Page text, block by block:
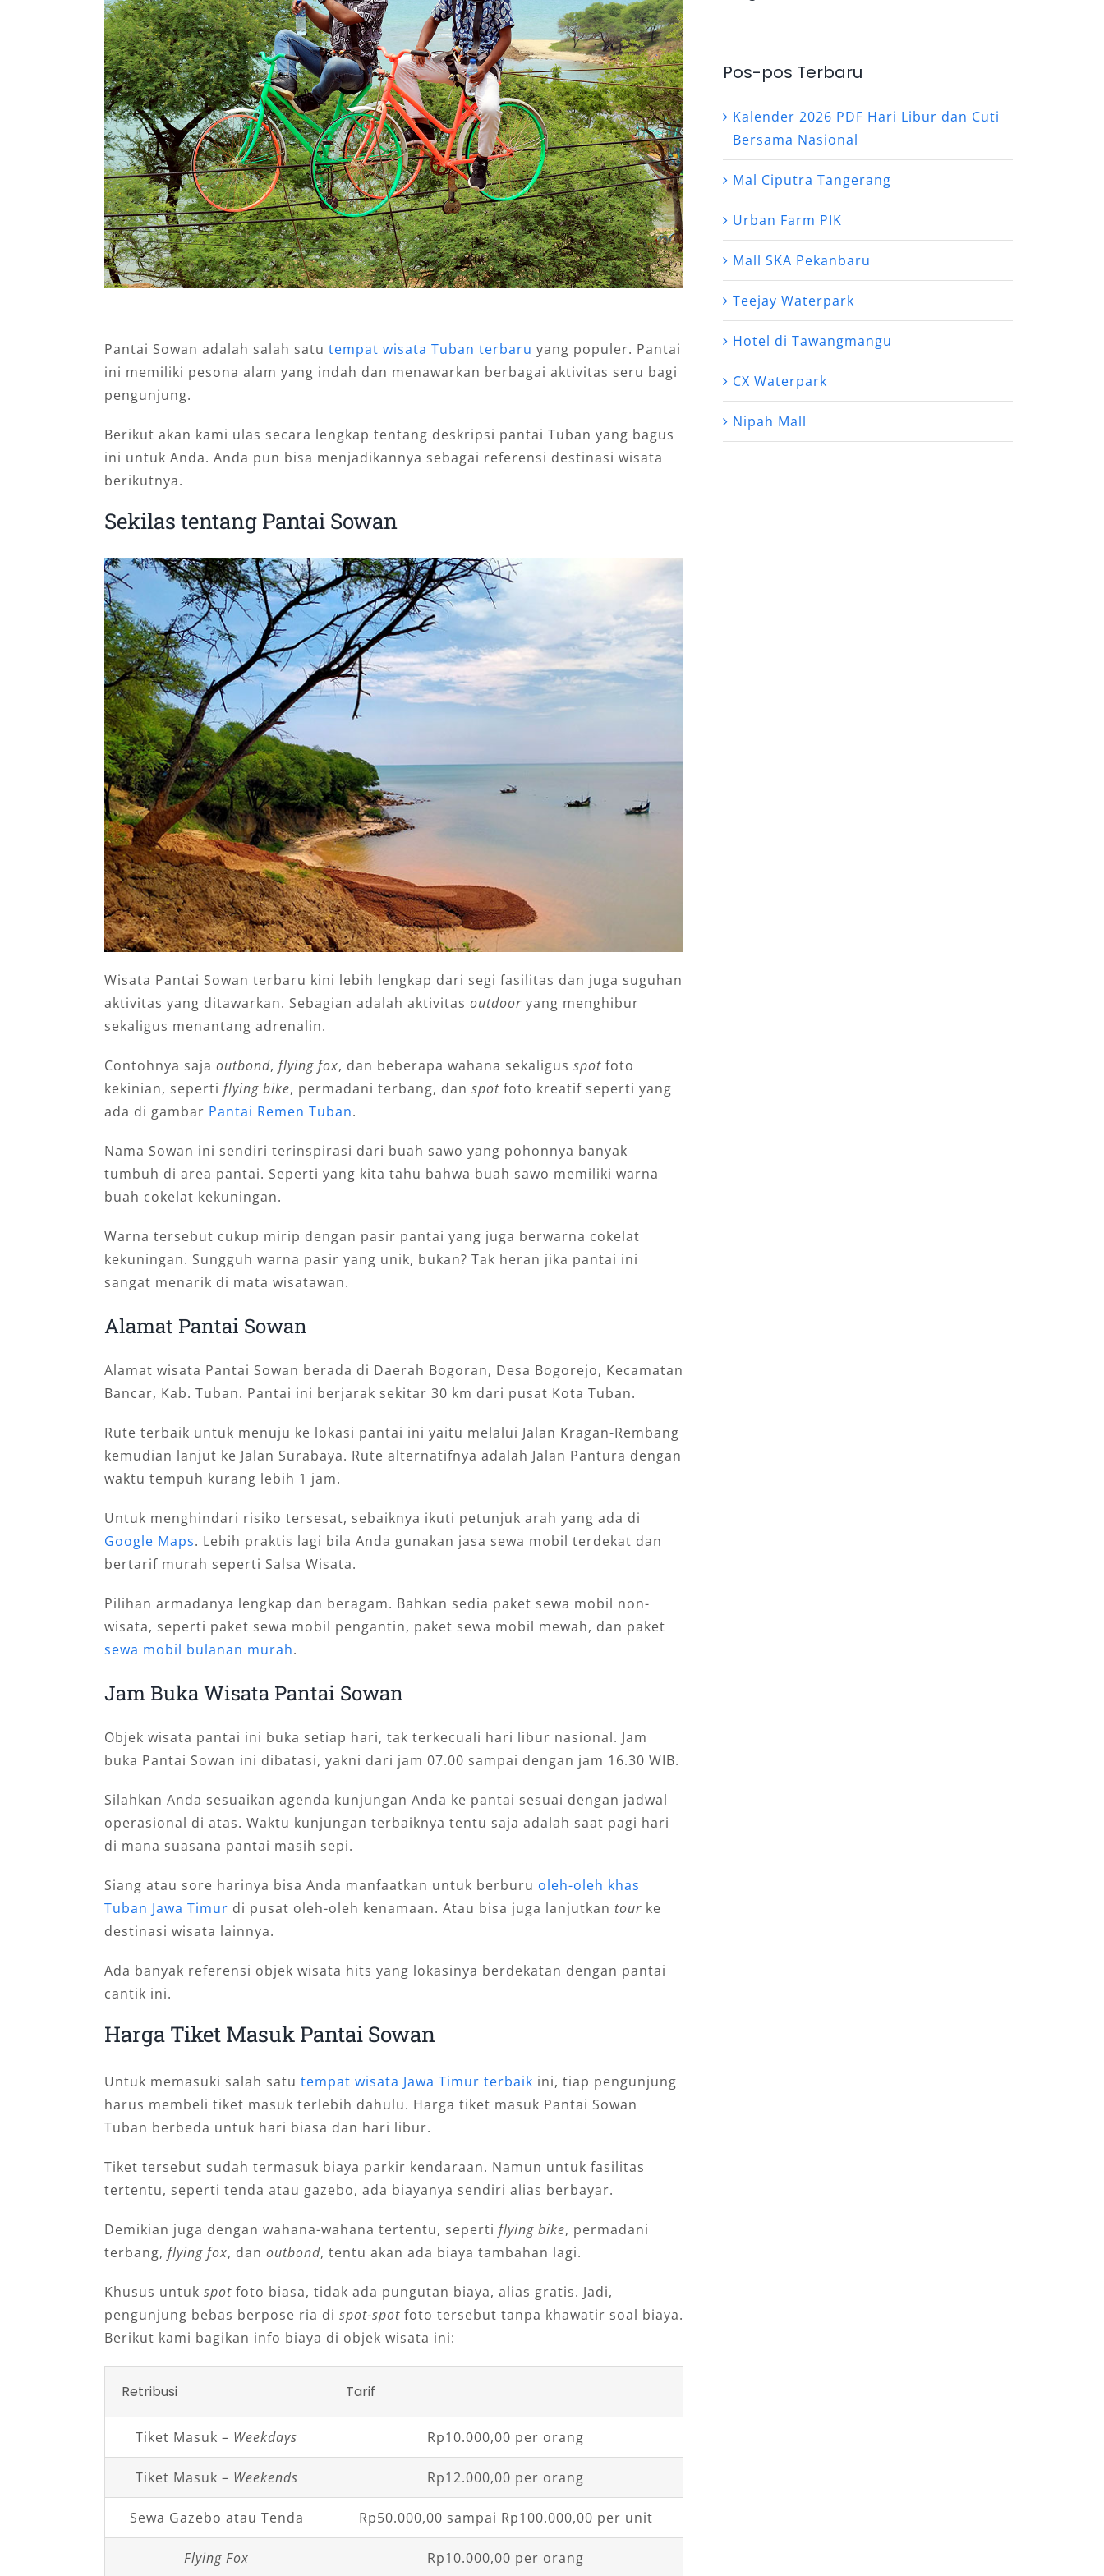
Pantai Sowan adalah salah satu tempat wisata Tuban terbaru yang populer. Pantai
ini memiliki pesona alam yang indah dan menawarkan berbagai aktivitas seru bagi
pengunjung.
Berikut akan kami ulas secara lengkap tentang deskripsi pantai Tuban yang bagus
ini untuk Anda. Anda pun bisa menjadikannya sebagai referensi destinasi wisata
berikutnya.
Sekilas tentang Pantai Sowan
Wisata Pantai Sowan terbaru kini lebih lengkap dari segi fasilitas dan juga suguhan
aktivitas yang ditawarkan. Sebagian adalah aktivitas outdooryang menghibur
sekaligus menantang adrenalin.
Contohnya saja outbond, flying fox, dan beberapa wahana sekaligus spotfoto
kekinian, seperti flying bike, permadani terbang, dan spot foto kreatif seperti yang
ada di gambar Pantai Remen Tuban.
Nama Sowan ini sendiri terinspirasi dari buah sawo yang pohonnya banyak
tumbuh di area pantai. Seperti yang kita tahu bahwa buah sawo memiliki warna
buah cokelat kekuningan.
Warna tersebut cukup mirip dengan pasir pantai yang juga berwarna cokelat
kekuningan. Sungguh warna pasir yang unik, bukan? Tak heran jika pantai ini
sangat menarik di mata wisatawan.
Alamat Pantai Sowan
Alamat wisata Pantai Sowan berada di Daerah Bogoran, Desa Bogorejo, Kecamatan
Bancar, Kab. Tuban. Pantai ini berjarak sekitar 30 km dari pusat Kota Tuban.
Rute terbaik untuk menuju ke lokasi pantai ini yaitu melalui Jalan Kragan-Rembang
kemudian lanjut ke Jalan Surabaya. Rute alternatifnya adalah Jalan Pantura dengan
waktu tempuh kurang lebih 1 jam.
Untuk menghindari risiko tersesat, sebaiknya ikuti petunjuk arah yang ada di
Google Maps. Lebih praktis lagi bila Anda gunakan jasa sewa mobil terdekat dan
bertarif murah seperti Salsa Wisata.
Pilihan armadanya lengkap dan beragam. Bahkan sedia paket sewa mobil non-
wisata, seperti paket sewa mobil pengantin, paket sewa mobil mewah, dan paket
sewa mobil bulanan murah.
Jam Buka Wisata Pantai Sowan
Objek wisata pantai ini buka setiap hari, tak terkecuali hari libur nasional. Jam
buka Pantai Sowan ini dibatasi, yakni dari jam 07.00 sampai dengan jam 16.30 WIB.
Silahkan Anda sesuaikan agenda kunjungan Anda ke pantai sesuai dengan jadwal
operasional di atas. Waktu kunjungan terbaiknya tentu saja adalah saat pagi hari
di mana suasana pantai masih sepi.
Siang atau sore harinya bisa Anda manfaatkan untuk berburu oleh-oleh khas
Tuban Jawa Timur di pusat oleh-oleh kenamaan. Atau bisa juga lanjutkan tourke
destinasi wisata lainnya.
Ada banyak referensi objek wisata hits yang lokasinya berdekatan dengan pantai
cantik ini.
Harga Tiket Masuk Pantai Sowan
Untuk memasuki salah satu tempat wisata Jawa Timur terbaik ini, tiap pengunjung
harus membeli tiket masuk terlebih dahulu. Harga tiket masuk Pantai Sowan
Tuban berbeda untuk hari biasa dan hari libur.
Tiket tersebut sudah termasuk biaya parkir kendaraan. Namun untuk fasilitas
tertentu, seperti tenda atau gazebo, ada biayanya sendiri alias berbayar.
Demikian juga dengan wahana-wahana tertentu, seperti flying bike, permadani
terbang, flying fox, dan outbond, tentu akan ada biaya tambahan lagi.
Khusus untuk spotfoto biasa, tidak ada pungutan biaya, alias gratis. Jadi,
pengunjung bebas berpose ria di spot-spotfoto tersebut tanpa khawatir soal biaya.
Berikut kami bagikan info biaya di objek wisata ini:
Retribusi Tarif
Tiket Masuk – Weekdays Rp10.000,00 per orang
Tiket Masuk – Weekends Rp12.000,00 per orang
Sewa Gazebo atau Tenda Rp50.000,00 sampai Rp100.000,00 per unit
Flying Fox Rp10.000,00 per orang
Pos-pos Terbaru
Kalender 2026 PDF Hari Libur dan Cuti
Bersama Nasional
Mal Ciputra Tangerang
Urban Farm PIK
Mall SKA Pekanbaru
Teejay Waterpark
Hotel di Tawangmangu
CX Waterpark
Nipah Mall